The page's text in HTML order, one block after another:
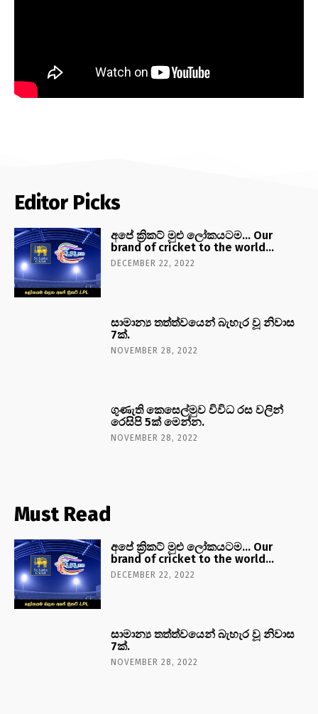
Editor Picks
අපේ ක්‍රිකට් මුළු ලෝකයටම… Our
brand of cricket to the world…
DECEMBER 22, 2022
සාමාන්‍ය තත්ත්වයෙන් බැහැර වූ නිවාස
7ක්.
NOVEMBER 28, 2022
ගුණැති කෙසෙල්මුව විවිධ රස වලින්
රෙසිපි 5ක් මෙන්න.
NOVEMBER 28, 2022
Must Read
අපේ ක්‍රිකට් මුළු ලෝකයටම… Our
brand of cricket to the world…
DECEMBER 22, 2022
සාමාන්‍ය තත්ත්වයෙන් බැහැර වූ නිවාස
7ක්.
NOVEMBER 28, 2022